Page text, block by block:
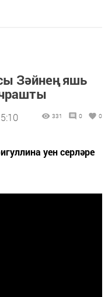
Зәйнең яшь
331 0 0
уен серләре